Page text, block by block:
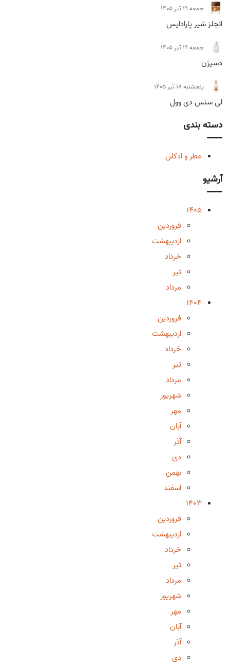
جمعه 19 تیر 1405
انجلز شیر پارادایس
جمعه 19 تیر 1405
دسیژن
پنجشنبه 18 تیر 1405
لی سنس دی وول
دسته بندی
عطر و ادکلن
آرشیو
1405
فروردین
اردیبهشت
خرداد
تیر
مرداد
1404
فروردین
اردیبهشت
خرداد
تیر
مرداد
شهریور
مهر
آبان
آذر
دی
بهمن
اسفند
1403
فروردین
اردیبهشت
خرداد
تیر
مرداد
شهریور
مهر
آبان
آذر
دی